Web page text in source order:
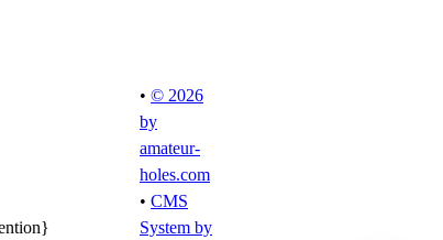
• © 2026
by
amateur-
holes.com
• CMS
System by